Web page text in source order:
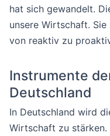
hat sich gewandelt.
unsere Wirtschaft.
von reaktiv zu
Instrumente
Deutschland
In Deutschland wird
Wirtschaft zu